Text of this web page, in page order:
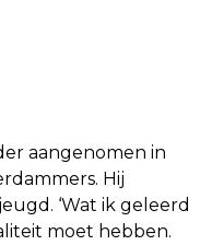
aangenomen in
Hij
‘Wat ik geleerd
moet hebben.